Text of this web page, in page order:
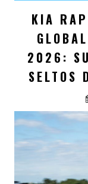
KIA
2026:
SELTOS